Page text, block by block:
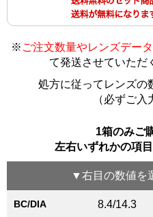
※ ご注文数量やレンズデー
て発送させていただ
処方に従ってレンズの
（必ずご入
1箱のみご
左右いずれかの項
▼右目 の数値を
BC/DIA 8.4/14.3